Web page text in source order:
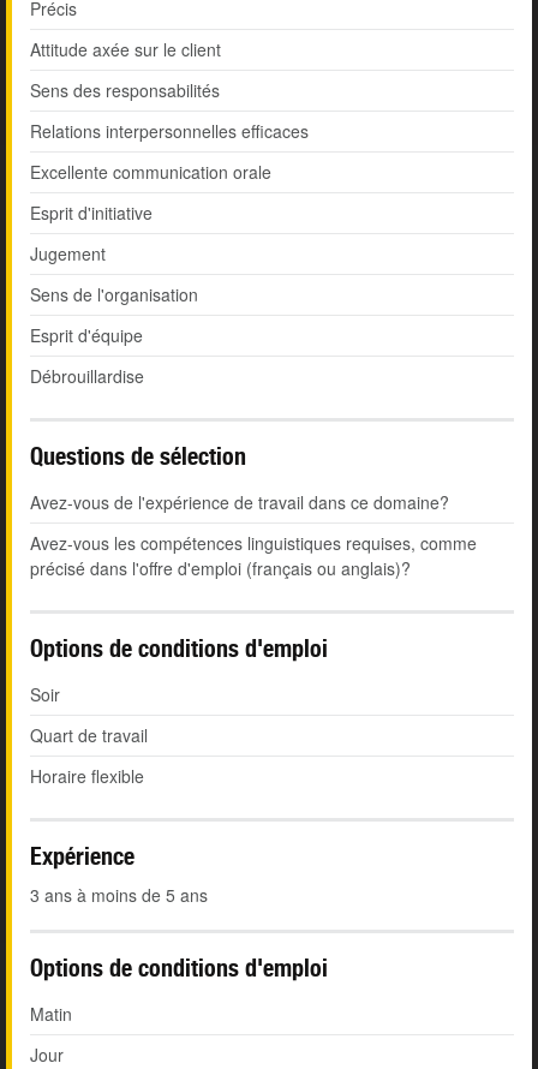
Précis
Attitude axée sur le client
Sens des responsabilités
Relations interpersonnelles efficaces
Excellente communication orale
Esprit d'initiative
Jugement
Sens de l'organisation
Esprit d'équipe
Débrouillardise
Questions de sélection
Avez-vous de l'expérience de travail dans ce domaine?
Avez-vous les compétences linguistiques requises, comme
précisé dans l'offre d'emploi (français ou anglais)?
Options de conditions d'emploi
Soir
Quart de travail
Horaire flexible
Expérience
3 ans à moins de 5 ans
Options de conditions d'emploi
Matin
Jour